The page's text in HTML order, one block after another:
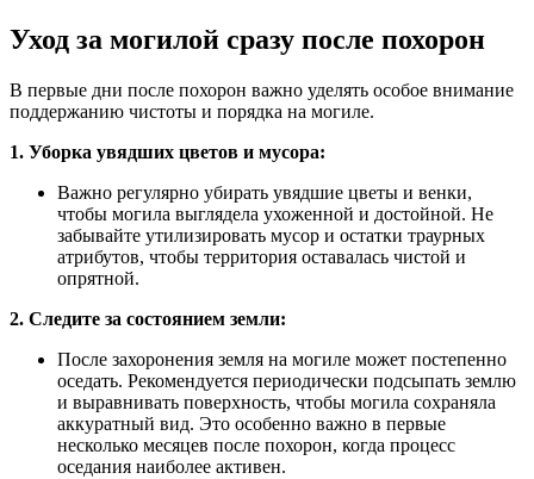
Уход за могилой сразу после похорон
В первые дни после похорон важно уделять особое внимание
поддержанию чистоты и порядка на могиле.
1. Уборка увядших цветов и мусора:
Важно регулярно убирать увядшие цветы и венки,
чтобы могила выглядела ухоженной и достойной. Не
забывайте утилизировать мусор и остатки траурных
атрибутов, чтобы территория оставалась чистой и
опрятной.
2. Следите за состоянием земли:
После захоронения земля на могиле может постепенно
оседать. Рекомендуется периодически подсыпать землю
и выравнивать поверхность, чтобы могила сохраняла
аккуратный вид. Это особенно важно в первые
несколько месяцев после похорон, когда процесс
оседания наиболее активен.